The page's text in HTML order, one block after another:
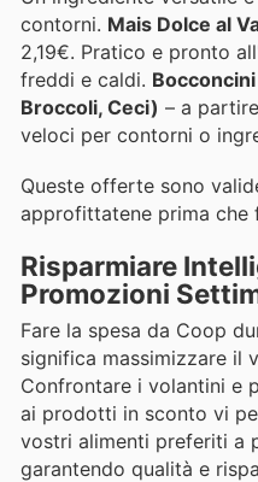
contorni. Mais Dolce al
2,19€. Pratico e pronto
freddi e caldi.
Broccoli, Ceci) – a
veloci per contorni o
Queste offerte sono
approfittatene prima che
Risparmiare
Promozioni
Fare la spesa da Coop
significa massimizzare il
Confrontare i volantini e
ai prodotti in sconto vi
vostri alimenti preferiti a
garantendo qualità e